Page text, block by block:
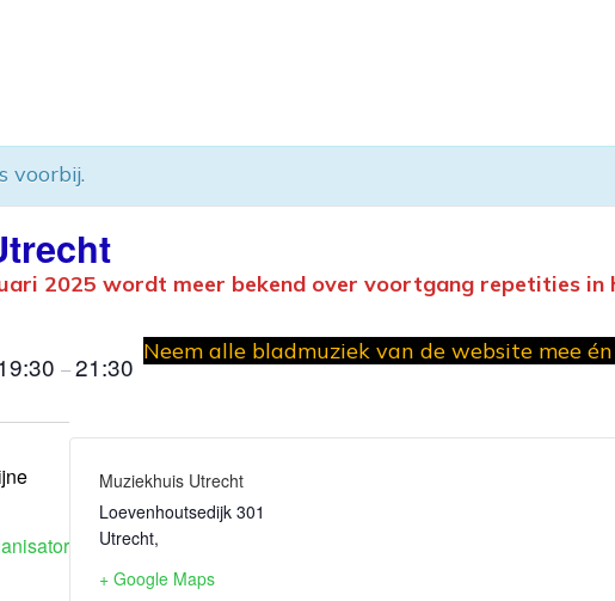
voorbij.
2025 wordt meer bekend over voortgang repetities in
19:30 –21:30 Neem alle bladmuziek van de website mee
Muziekhuis Utrecht
Loevenhoutsedijk 301
Utrecht,
+ Google Maps